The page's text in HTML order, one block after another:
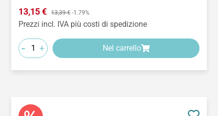
Prezzo di vendita:
13,15 € Prezzo normale:
13,39 € -1.79%
Prezzi incl. IVA più costi di spedizione
- + Nel carrello